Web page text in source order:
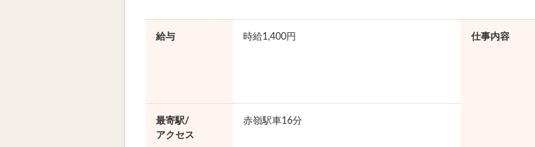
給与 時給1,400円 仕事内容
最寄駅/
アクセス
赤嶺駅車16分